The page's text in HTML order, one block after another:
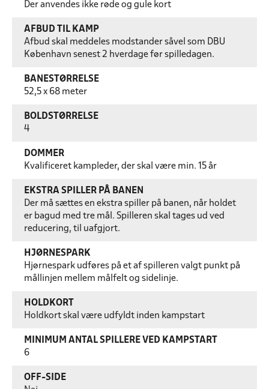
Der anvendes ikke røde og gule kort
AFBUD TIL KAMP
Afbud skal meddeles modstander såvel som DBU
København senest 2 hverdage før spilledagen.
BANESTØRRELSE
52,5 x 68 meter
BOLDSTØRRELSE
4
DOMMER
Kvalificeret kampleder, der skal være min. 15 år
EKSTRA SPILLER PÅ BANEN
Der må sættes en ekstra spiller på banen, når holdet
er bagud med tre mål. Spilleren skal tages ud ved
reducering, til uafgjort.
HJØRNESPARK
Hjørnespark udføres på et af spilleren valgt punkt på
mållinjen mellem målfelt og sidelinje.
HOLDKORT
Holdkort skal være udfyldt inden kampstart
MINIMUM ANTAL SPILLERE VED KAMPSTART
6
OFF-SIDE